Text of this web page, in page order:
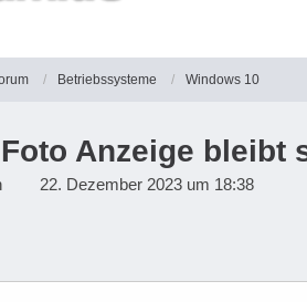
Betriebssysteme Windows 10
Anzeige bleibt
22. Dezember 2023 um 18:38